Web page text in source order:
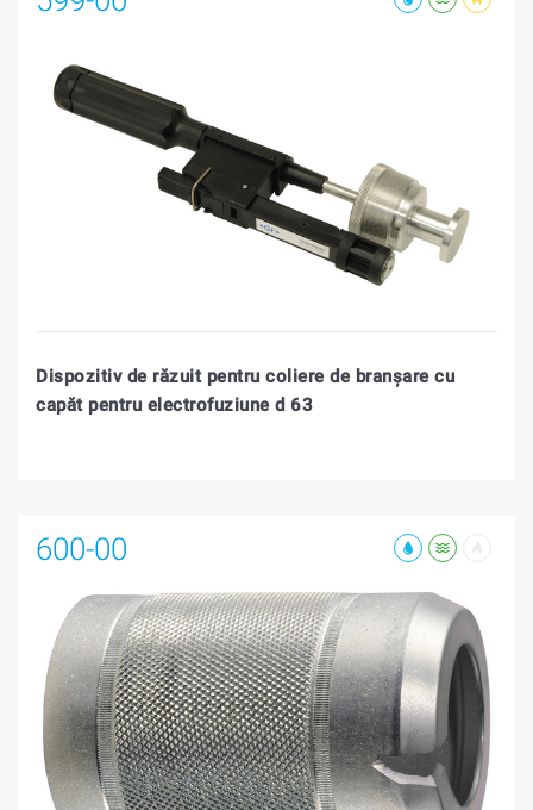
Dispozitiv de răzuit pentru coliere de branșare cu
capăt pentru electrofuziune d 63
600-00